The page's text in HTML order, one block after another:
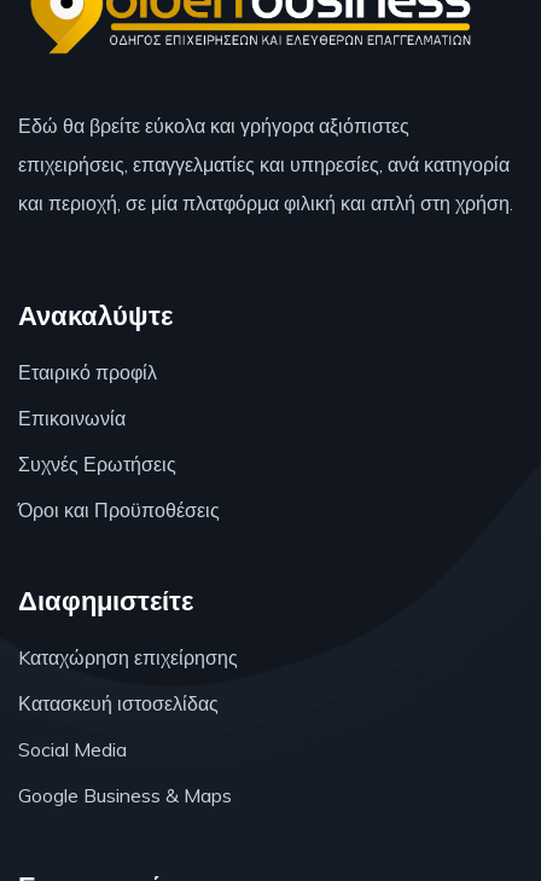
Εδώ θα βρείτε εύκολα και γρήγορα αξιόπιστες
επιχειρήσεις, επαγγελματίες και υπηρεσίες, ανά κατηγορία
και περιοχή, σε μία πλατφόρμα φιλική και απλή στη χρήση.
Ανακαλύψτε
Εταιρικό προφίλ
Επικοινωνία
Συχνές Ερωτήσεις
Όροι και Προϋποθέσεις
Διαφημιστείτε
Kαταχώρηση επιχείρησης
Κατασκευή ιστοσελίδας
Social Media
Google Business & Maps